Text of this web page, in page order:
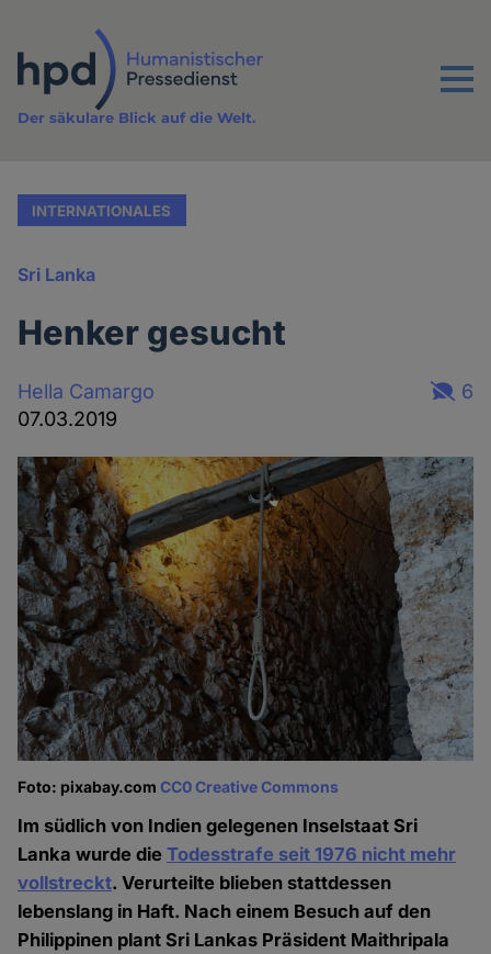
Inhalt
Menu
Der säkulare Blick auf die Welt.
INTERNATIONALES
Sri Lanka
Henker gesucht
Hella Camargo
07.03.2019
6
Foto: pixabay.comCC0 Creative Commons
Im südlich von Indien gelegenen Inselstaat Sri
Lanka wurde dieTodesstrafe seit 1976 nicht mehr
vollstreckt. Verurteilte blieben stattdessen
lebenslang in Haft. Nach einem Besuch auf den
Philippinen plant Sri Lankas Präsident Maithripala